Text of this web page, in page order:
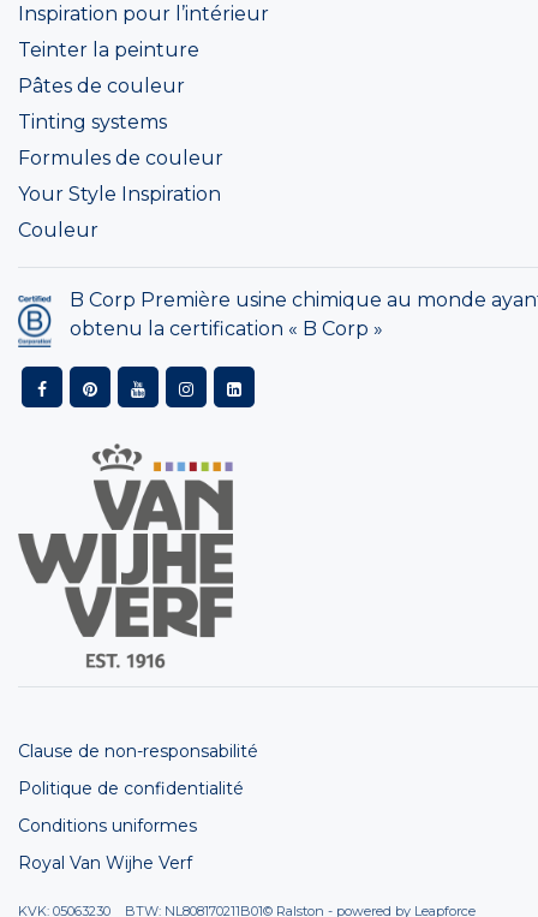
Inspiration pour l’intérieur
Teinter la peinture
Pâtes de couleur
Tinting systems
Formules de couleur
Your Style Inspiration
Couleur
B Corp Première usine chimique au monde
obtenu la certification « B Corp »
Clause de non-responsabilité
Politique de confidentialité
Conditions uniformes
Royal Van Wijhe Verf
KVK: 05063230 BTW: NL808170211B01© Ralston - powered by Leapforce